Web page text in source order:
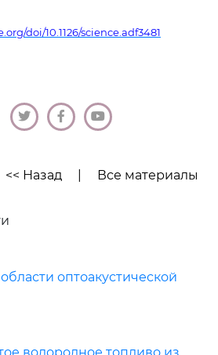
doi/10.1126/science.adf3481
<< Назад |
Все материалы
оптоакустической
водородное топливо из